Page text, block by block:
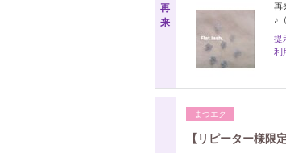
再
来
再
♪
提
利
まつエク
【リピーター様